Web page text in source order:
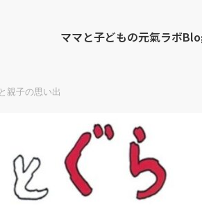
ママと子どもの元氣ラボ
親子の思い出